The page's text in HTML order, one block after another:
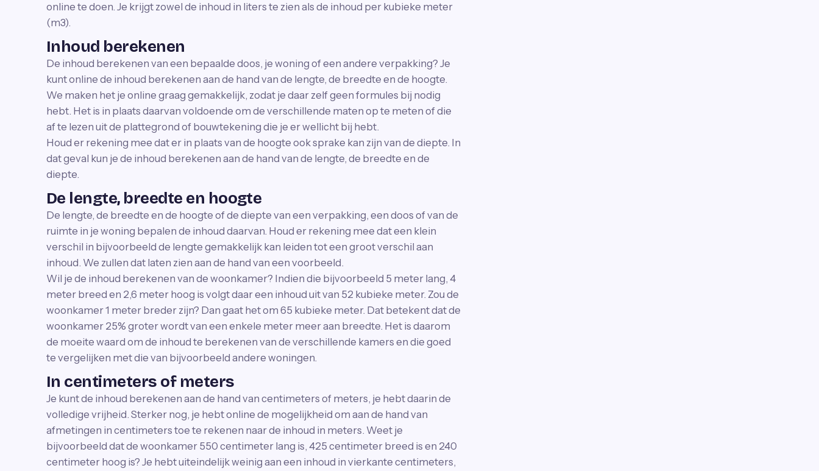
online te doen. Je krijgt zowel de inhoud in liters te zien als de inhoud per kubieke meter
(m3).
Inhoud berekenen
De inhoud berekenen van een bepaalde doos, je woning of een andere verpakking? Je
kunt online de inhoud berekenen aan de hand van de lengte, de breedte en de hoogte.
We maken het je online graag gemakkelijk, zodat je daar zelf geen formules bij nodig
hebt. Het is in plaats daarvan voldoende om de verschillende maten op te meten of die
af te lezen uit de plattegrond of bouwtekening die je er wellicht bij hebt.
Houd er rekening mee dat er in plaats van de hoogte ook sprake kan zijn van de diepte. In
dat geval kun je de inhoud berekenen aan de hand van de lengte, de breedte en de
diepte.
De lengte, breedte en hoogte
De lengte, de breedte en de hoogte of de diepte van een verpakking, een doos of van de
ruimte in je woning bepalen de inhoud daarvan. Houd er rekening mee dat een klein
verschil in bijvoorbeeld de lengte gemakkelijk kan leiden tot een groot verschil aan
inhoud. We zullen dat laten zien aan de hand van een voorbeeld.
Wil je de inhoud berekenen van de woonkamer? Indien die bijvoorbeeld 5 meter lang, 4
meter breed en 2,6 meter hoog is volgt daar een inhoud uit van 52 kubieke meter. Zou de
woonkamer 1 meter breder zijn? Dan gaat het om 65 kubieke meter. Dat betekent dat de
woonkamer 25% groter wordt van een enkele meter meer aan breedte. Het is daarom
de moeite waard om de inhoud te berekenen van de verschillende kamers en die goed
te vergelijken met die van bijvoorbeeld andere woningen.
In centimeters of meters
Je kunt de inhoud berekenen aan de hand van centimeters of meters, je hebt daarin de
volledige vrijheid. Sterker nog, je hebt online de mogelijkheid om aan de hand van
afmetingen in centimeters toe te rekenen naar de inhoud in meters. Weet je
bijvoorbeeld dat de woonkamer 550 centimeter lang is, 425 centimeter breed is en 240
centimeter hoog is? Je hebt uiteindelijk weinig aan een inhoud in vierkante centimeters,